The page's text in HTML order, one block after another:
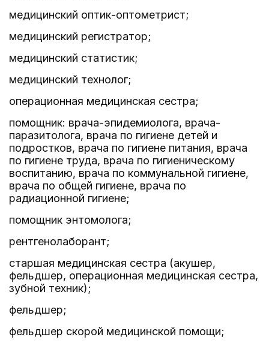
медицинский оптик-оптометрист;
медицинский регистратор;
медицинский статистик;
медицинский технолог;
операционная медицинская сестра;
помощник: врача-эпидемиолога, врача-
паразитолога, врача по гигиене детей и
подростков, врача по гигиене питания, врача
по гигиене труда, врача по гигиеническому
воспитанию, врача по коммунальной гигиене,
врача по общей гигиене, врача по
радиационной гигиене;
помощник энтомолога;
рентгенолаборант;
старшая медицинская сестра (акушер,
фельдшер, операционная медицинская сестра,
зубной техник);
фельдшер;
фельдшер скорой медицинской помощи;